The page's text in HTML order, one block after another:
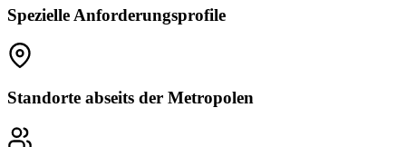
Spezielle Anforderungsprofile
Standorte abseits der Metropolen